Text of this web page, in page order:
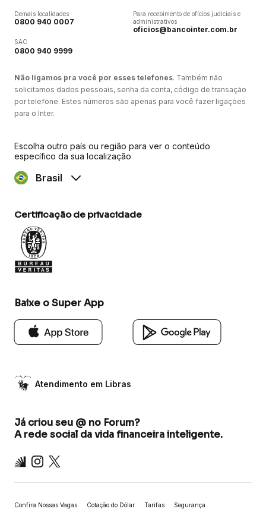
Demais localidades
0800 940 0007
SAC
0800 940 9999
Para recebimento de ofícios judiciais e
administrativos
oficios@bancointer.com.br
Não ligamos pra você por esses telefones. Também não
solicitamos dados pessoais, senha da conta, código de transação
por telefone. Estes números são apenas para você fazer ligações
para o Inter.
Escolha outro país ou região para ver o conteúdo
específico da sua localização
Brasil
Certificação de privacidade
Baixe o Super App
Atendimento em Libras
Já criou seu @ no Forum?
A rede social da vida financeira inteligente.
Inter Instagram
X
Confira Nossas Vagas Cotação do Dólar Tarifas Segurança